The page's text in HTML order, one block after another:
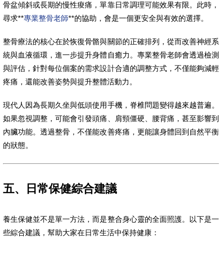
骨盆傾斜或長期的慢性痠痛，單靠日常調理可能效果有限。此時，
尋求**專業整骨老師**的協助，會是一個更安全與有效的選擇。
整骨療法的核心在於恢復骨骼與關節的正確排列，從而改善神經系
統與血液循環，進一步提升身體自癒力。專業整骨老師會透過檢測
與評估，針對每位個案的需求設計合適的調整方式，不僅能夠減輕
疼痛，還能改善姿勢與提升整體活動力。
現代人因為長期久坐與低頭使用手機，脊椎問題變得越來越普遍。
如果忽視調整，可能會引發頭痛、肩頸僵硬、腰背痛，甚至影響到
內臟功能。透過整骨，不僅能改善疼痛，更能讓身體回到自然平衡
的狀態。
五、日常保健綜合建議
養生保健並不是單一方法，而是整合身心靈的全面照護。以下是一
些綜合建議，幫助大家在日常生活中保持健康：